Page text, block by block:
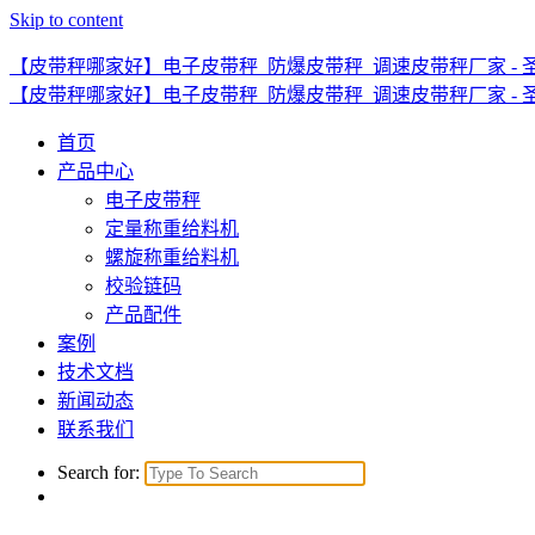
Skip to content
【皮带秤哪家好】电子皮带秤_防爆皮带秤_调速皮带秤厂家 -
【皮带秤哪家好】电子皮带秤_防爆皮带秤_调速皮带秤厂家 -
首页
产品中心
电子皮带秤
定量称重给料机
螺旋称重给料机
校验链码
产品配件
案例
技术文档
新闻动态
联系我们
Search for: